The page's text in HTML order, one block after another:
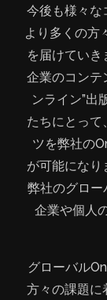
今後も様々な
より多くの方
を届けてい
企業のコンテ
ンライン”出
たちにとって
ツを弊社の
が可能になり
弊社のグロ
企業や個人
グローバル
方々の課題に